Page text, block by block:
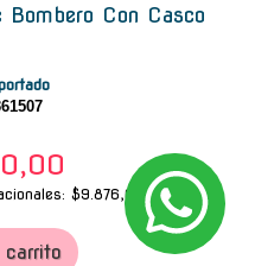
Con Casco
$9.876,03
carrito